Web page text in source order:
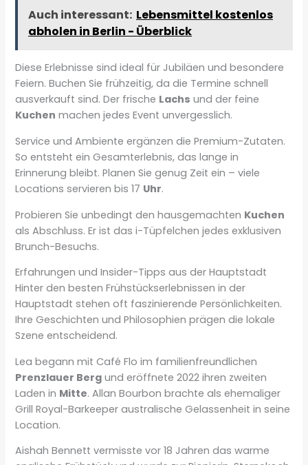
Auch interessant: Lebensmittel kostenlos
abholen in Berlin - Überblick
Diese Erlebnisse sind ideal für Jubiläen und besondere
Feiern. Buchen Sie frühzeitig, da die Termine schnell
ausverkauft sind. Der frische Lachs und der feine
Kuchen machen jedes Event unvergesslich.
Service und Ambiente ergänzen die Premium-Zutaten.
So entsteht ein Gesamterlebnis, das lange in
Erinnerung bleibt. Planen Sie genug Zeit ein – viele
Locations servieren bis 17 Uhr.
Probieren Sie unbedingt den hausgemachten Kuchen
als Abschluss. Er ist das i-Tüpfelchen jedes exklusiven
Brunch-Besuchs.
Erfahrungen und Insider-Tipps aus der Hauptstadt
Hinter den besten Frühstückserlebnissen in der
Hauptstadt stehen oft faszinierende Persönlichkeiten.
Ihre Geschichten und Philosophien prägen die lokale
Szene entscheidend.
Lea begann mit Café Flo im familienfreundlichen
Prenzlauer Berg und eröffnete 2022 ihren zweiten
Laden in Mitte. Allan Bourbon brachte als ehemaliger
Grill Royal-Barkeeper australische Gelassenheit in seine
Location.
Aishah Bennett vermisste vor 18 Jahren das warme